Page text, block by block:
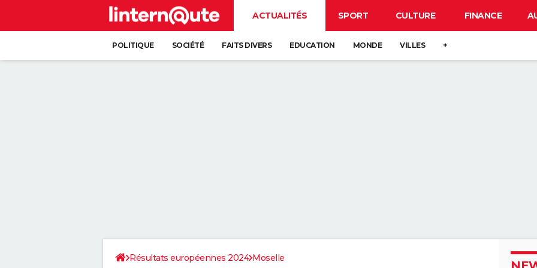
ACTUALITÉS SPORT CULTURE FINANCE
POLITIQUE SOCIÉTÉ FAITS DIVERS EDUCATION MONDE VILLES +
Résultats européennes 2024 Moselle